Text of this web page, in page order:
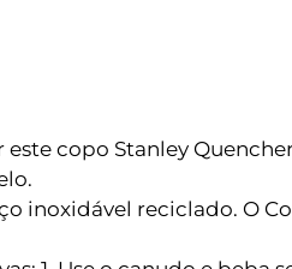
este copo Stanley
inoxidável reciclado. O